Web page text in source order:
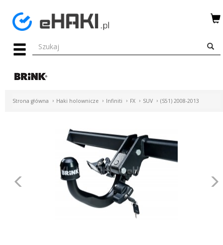
Menu
HAKI
ELEKTRYCZNE
Strona główna Haki holownicze Infiniti FX SUV (S51) 2008-2013
Poprzednie